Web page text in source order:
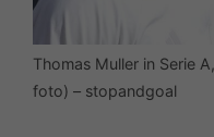
Thomas Muller in Serie
foto) – stopandgoal